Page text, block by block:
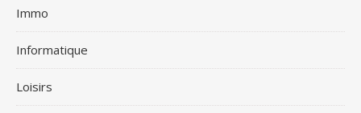
Immo
Informatique
Loisirs